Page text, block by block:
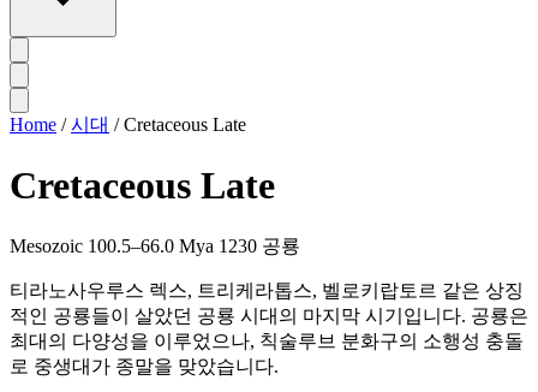
Home / 시대 / Cretaceous Late
Cretaceous Late
Mesozoic 100.5–66.0 Mya 1230 공룡
티라노사우루스 렉스, 트리케라톱스, 벨로키랍토르 같은 상징
적인 공룡들이 살았던 공룡 시대의 마지막 시기입니다. 공룡은
최대의 다양성을 이루었으나, 칙술루브 분화구의 소행성 충돌
로 중생대가 종말을 맞았습니다.